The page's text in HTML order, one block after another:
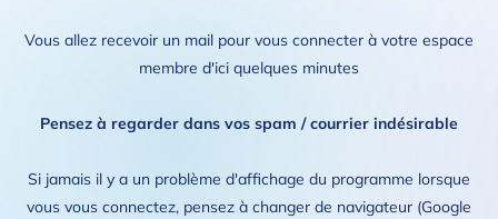
Vous allez recevoir un mail pour vous connecter à votre espace
membre d'ici quelques minutes
Pensez à regarder dans vos spam / courrier indésirable
Si jamais il y a un problème d'affichage du programme lorsque
vous vous connectez, pensez à changer de navigateur (Google